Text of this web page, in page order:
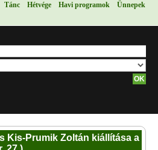
Tánc Hétvége Havi programok
Ünnepek
Kis-Prumik Zoltán kiállítása a